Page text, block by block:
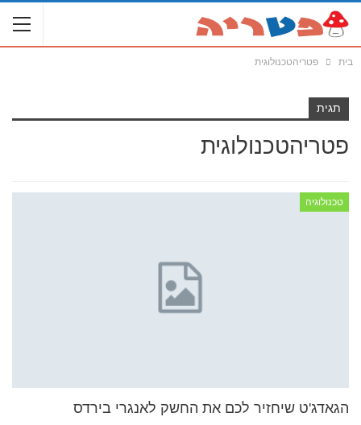
בית פטריהטכנולוגית
תגית
פטריהטכנולוגית
טכנולוגיה
הגאדג'ט שיחזיר לכם את החשק לאנגרי בירדס